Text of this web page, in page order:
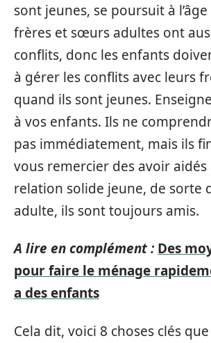
sont jeunes, se poursuit à
frères et sœurs adultes ont
conflits, donc les enfants
à gérer les conflits avec leurs
quand ils sont jeunes.
à vos enfants. Ils ne
pas immédiatement, mais ils
vous remercier des avoir
relation solide jeune, de sorte
adulte, ils sont toujours amis.
A lire en complément : Des
pour faire le ménage
a des enfants
Cela dit, voici 8 choses clés